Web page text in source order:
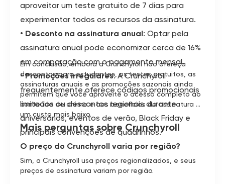
aproveitar um teste gratuito de 7 dias para
experimentar todos os recursos da assinatura.
• Desconto na assinatura anual: Optar pela
assinatura anual pode economizar cerca de 16%
em comparação com o pagamento mensal.
• Promoções irregulares: A Crunchyroll
frequentemente oferece códigos promocionais
limitados ou descontos regionais durante
aniversários, eventos de verão, Black Friday e
principais convenções de quadrinhos.
Em conclusão, embora a Crunchyroll não ofereça
descontos para estudantes, os testes gratuitos, as
assinaturas anuais e as promoções sazonais ainda
permitem que você aproveite o acesso completo ao
conteúdo de anime e aos benefícios da assinatura a
um custo mais baixo.
Mais perguntas sobre Crunchyroll
O preço do Crunchyroll varia por região?
Sim, a Crunchyroll usa preços regionalizados, e seus
preços de assinatura variam por região.